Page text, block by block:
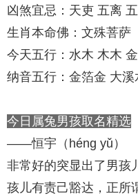
凶煞宜忌：天吏 五离
生肖本命佛：文殊菩萨
今天五行：水木 木木
纳音五行：金箔金 大溪
今日属兔男孩取名精选
——恒宇（héng yǔ）
非常好的突显出了男孩
孩儿有责己豁达，正所